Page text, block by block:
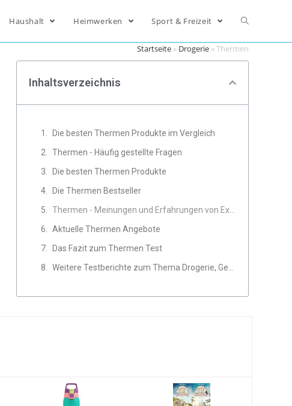
Haushalt Heimwerken Sport & Freizeit
Startseite» Drogerie»Thermen
Inhaltsverzeichnis
Die besten Thermen Produkte im Vergleich
Thermen - Häufig gestellte Fragen
Die besten Thermen Produkte
Die Thermen Bestseller
Aktuelle Thermen Angebote
Das Fazit zum Thermen Test